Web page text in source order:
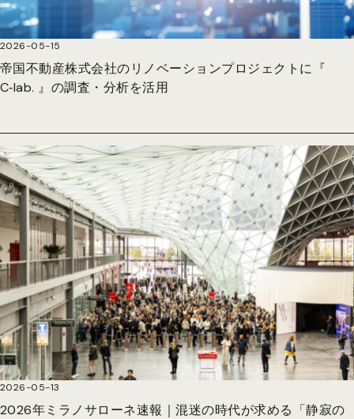
2026-05-15
帝国不動産株式会社のリノベーションプロジェクトに『
C‑lab. 』の調査・分析を活用
2026-05-13
2026年ミラノサローネ速報｜混迷の時代が求める「静寂の